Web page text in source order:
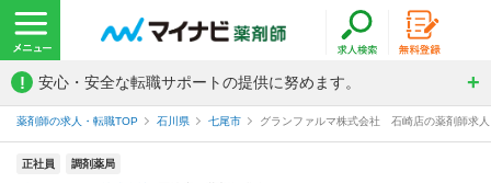
! 安心・安全な転職サポートの提供に努めます。
薬剤師の求人・転職TOP 石川県 七尾市 グランファルマ株式会社 石崎店の薬剤師求人
正社員 調剤薬局